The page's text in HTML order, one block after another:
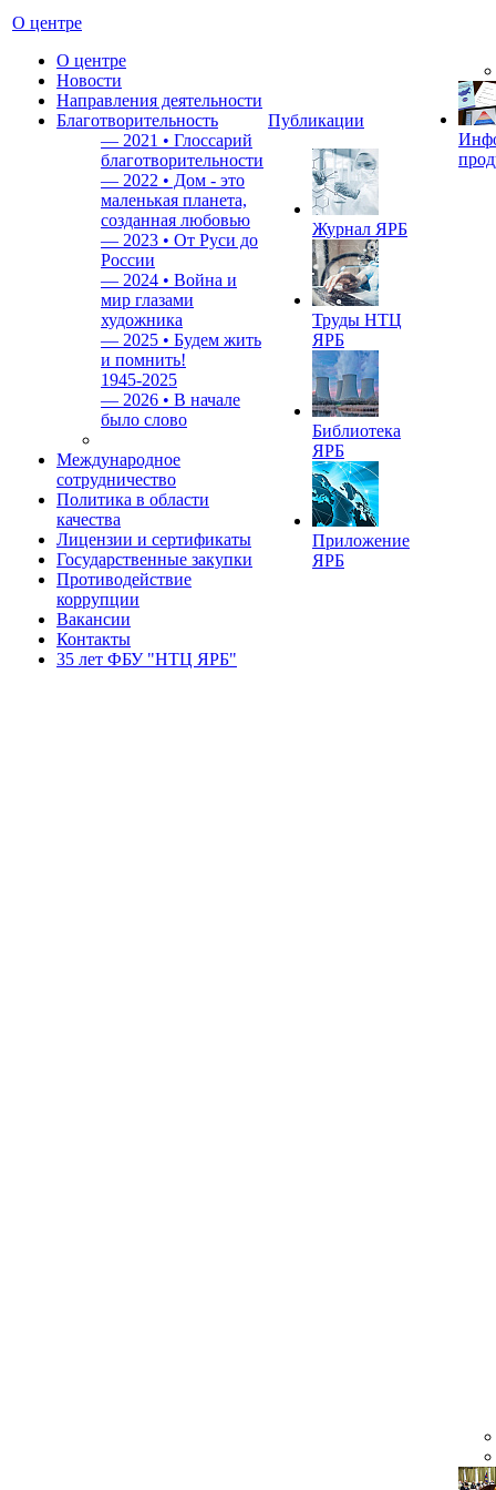
О центре
О центре
Новости
Направления деятельности
Благотворительность
— 2021 • Глоссарий
благотворительности
— 2022 • Дом - это
маленькая планета,
созданная любовью
— 2023 • От Руси до
России
— 2024 • Война и
мир глазами
художника
— 2025 • Будем жить
и помнить!
1945-2025
— 2026 • В начале
было слово
Международное
сотрудничество
Политика в области
качества
Лицензии и сертификаты
Государственные закупки
Противодействие
коррупции
Вакансии
Контакты
35 лет ФБУ "НТЦ ЯРБ"
Публикации
Журнал ЯРБ
Труды НТЦ
ЯРБ
Библиотека
ЯРБ
Приложение
ЯРБ